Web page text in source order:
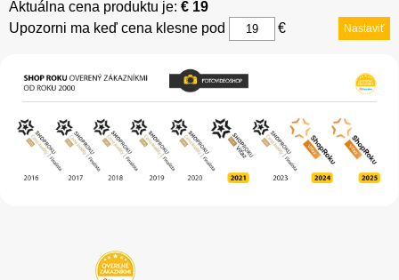
Aktuálna cena produktu je: € 19
Upozorni ma keď cena klesne pod
€ Nastaviť